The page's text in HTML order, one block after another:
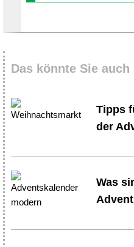
Das könnte Sie
Tipps
der
Was